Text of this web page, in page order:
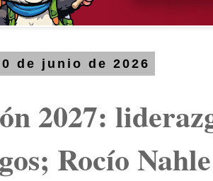
de junio de 2026
2027:
Rocío